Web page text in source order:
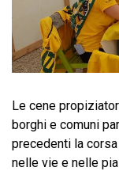
Le cene
borghi e comuni
precedenti la
nelle vie e nelle